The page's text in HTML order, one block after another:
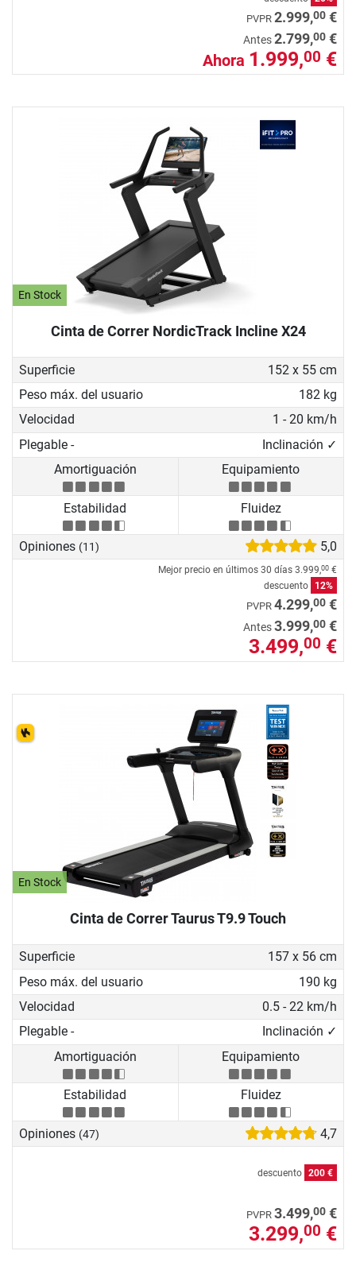
PVPR 2.999,00 €
Antes2.799,00 €
Ahora 1.999,00 €
En Stock
Cinta de Correr NordicTrack Incline X24
Superficie
152 x 55 cm
Peso máx. del usuario
182 kg
Velocidad
1 - 20 km/h
Plegable -
Inclinación ✓
Amortiguación
Equipamiento
Estabilidad Fluidez
Opiniones (11) 5,0
Mejor precio en últimos 30 días 3.999,00 €
descuento
12%
PVPR 4.299,00 €
Antes3.999,00 €
3.499,00 €
En Stock
Cinta de Correr Taurus T9.9 Touch
Superficie
157 x 56 cm
Peso máx. del usuario
190 kg
Velocidad
0.5 - 22 km/h
Plegable -
Inclinación ✓
Amortiguación
Equipamiento
Estabilidad Fluidez
Opiniones (47) 4,7
descuento 200 €
PVPR 3.499,00 €
3.299,00 €